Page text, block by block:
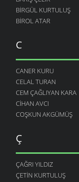
BIRGÜL KURTULUŞ
BIROL ATAR
C
CANER KURU
CELAL TURAN
CEM ÇAĞLIYAN KARA
CIHAN AVCI
COŞKUN AKGÜMÜŞ
Ç
ÇAĞRI YILDIZ
ÇETIN KURTULUŞ